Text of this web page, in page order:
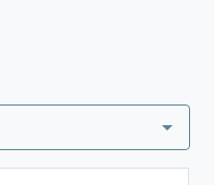
arrow_drop_down